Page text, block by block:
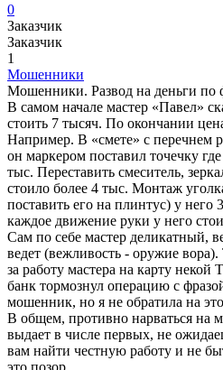
0
Заказчик
Заказчик
1
Мошенники
Мошенники. Развод на деньги по
В самом начале мастер «Павел»
стоить 7 тысяч. По окончании
Например. В «смете» с перечнем
он маркером поставил точечку
тыс. Переставить смеситель,
стоило более 4 тыс. Монтаж
поставить его на плинтус) у
каждое движение руки у него
Сам по себе мастер деликатный,
ведет (вежливость - оружие
за работу мастера на карту
банк тормознул операцию с
мошенник, но я не обратила на
В общем, противно нарваться на
выдает в числе первых, не
вам найти честную работу и не
это позор.